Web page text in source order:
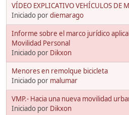
VÍDEO EXPLICATIVO VEHÍCULOS DE
Iniciado pordiemarago
Informe sobre el marco jurídico
Movilidad Personal
Iniciado por Dikxon
Menores en remolque bicicleta
Iniciado por malumar
VMP.- Hacia una nueva movilidad
Iniciado por Dikxon